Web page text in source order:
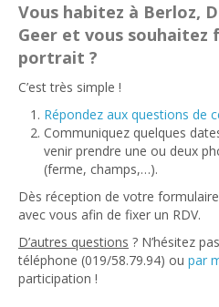
Vous habitez à Berloz,
Geer et vous souhaitez
portrait ?
C’est très simple !
Répondez aux questions de
Communiquez quelques
venir prendre une ou deux
(ferme, champs,…).
Dès réception de votre
avec vous afin de fixer un RDV.
D’autres questions ? N’hésitez
téléphone (019/58.79.94) ou par
participation !